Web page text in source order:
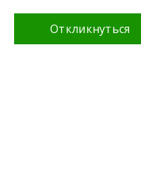
Откликнуться